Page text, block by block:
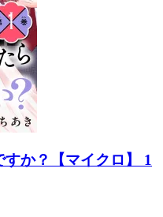
か？【マイクロ】 1